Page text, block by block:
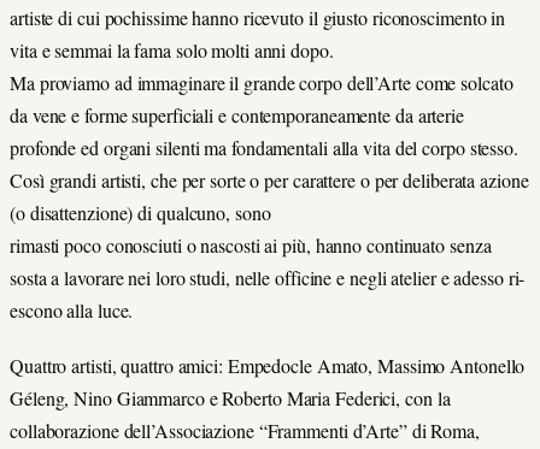
artiste di cui pochissime hanno ricevuto il giusto riconoscimento in
vita e semmai la fama solo molti anni dopo.
Ma proviamo ad immaginare il grande corpo dell’Arte come solcato
da vene e forme superficiali e contemporaneamente da arterie
profonde ed organi silenti ma fondamentali alla vita del corpo stesso.
Così grandi artisti, che per sorte o per carattere o per deliberata azione
(o disattenzione) di qualcuno, sono
rimasti poco conosciuti o nascosti ai più, hanno continuato senza
sosta a lavorare nei loro studi, nelle officine e negli atelier e adesso ri-
escono alla luce.
Quattro artisti, quattro amici: Empedocle Amato, Massimo Antonello
Géleng, Nino Giammarco e Roberto Maria Federici, con la
collaborazione dell’Associazione “Frammenti d’Arte” di Roma,